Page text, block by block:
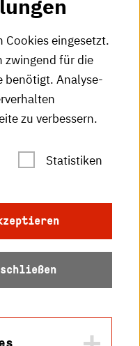
Cookies eingesetzt.
zwingend für die
benötigt. Analyse-
zu verbessern.
Statistiken